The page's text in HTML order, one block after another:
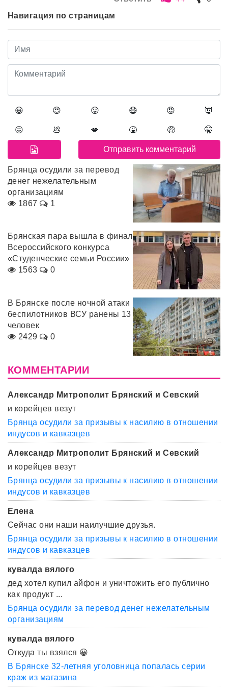
Навигация по страницам
😀 😍 😛 😷 😡 👿
😖 💩 💋 🤮 🤑 🤫
Брянца осудили за перевод
денег нежелательным
организациям
1867
1
Брянская пара вышла в финал
Всероссийского конкурса
«Студенческие семьи России»
1563
0
В Брянске после ночной атаки
беспилотников ВСУ ранены 13
человек
2429
0
КОММЕНТАРИИ
Александр Митрополит Брянский и Севский
и корейцев везут
Брянца осудили за призывы к насилию в отношении
индусов и кавказцев
Александр Митрополит Брянский и Севский
и корейцев везут
Брянца осудили за призывы к насилию в отношении
индусов и кавказцев
Елена
Сейчас они наши наилучшие друзья.
Брянца осудили за призывы к насилию в отношении
индусов и кавказцев
кувалда вялого
дед хотел купил айфон и уничтожить его публично
как продукт ...
Брянца осудили за перевод денег нежелательным
организациям
кувалда вялого
Откуда ты взялся 😀
В Брянске 32-летняя уголовница попалась серии
краж из магазина